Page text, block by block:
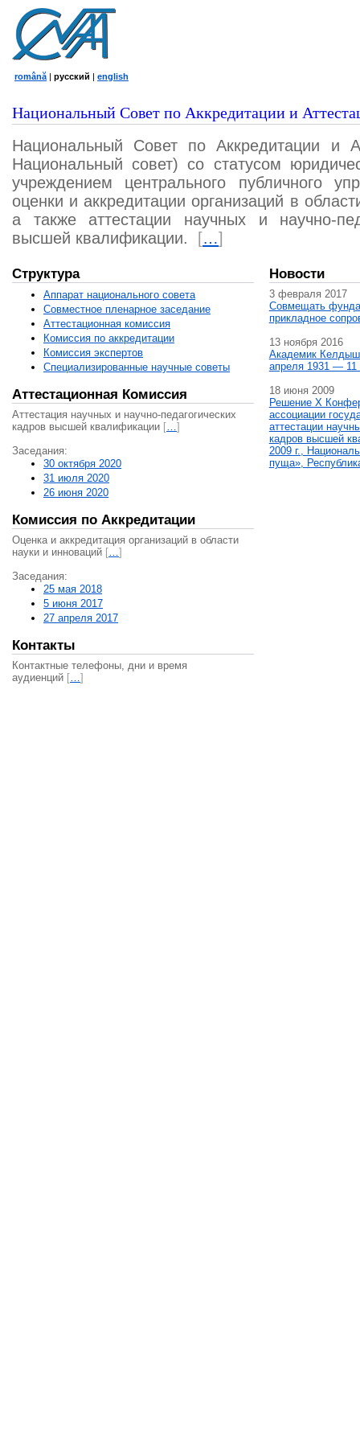
română | русский | english
Национальный Совет по Аккредитации и
Национальный Совет по Аккредитации и
Национальный совет) со статусом
учреждением центрального публичного
оценки и аккредитации организаций в
а также аттестации научных и научно-
высшей квалификации.
[…]
Структура
Аппарат национального совета
Совместное пленарное заседание
Аттестационная комисcия
Комиссия по аккредитации
Комиссия экспертов
Специализированные научные советы
Аттестационная Комиссия
Аттестация научных и научно-педагогических
кадров высшей квалификации […]
Заседания:
30 октября 2020
31 июля 2020
26 июня 2020
Комиссия по Аккредитации
Оценка и аккредитация организаций в области
науки и инноваций […]
Заседания:
25 мая 2018
5 июня 2017
27 апреля 2017
Контакты
Контактные телефоны, дни и время
аудиенций […]
Новости
3 февраля 2017
Совмещать
прикладное
13 ноября 2016
Академик
апреля 1931 — 11
18 июня 2009
Решение X
ассоциации
аттестации
кадров высшей
2009 г.,
пуща»,